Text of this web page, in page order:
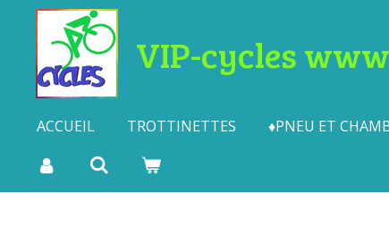
Passer
contenu
principal
VIP-cycles
ACCUEIL TROTTINETTES ♦PNEU ET